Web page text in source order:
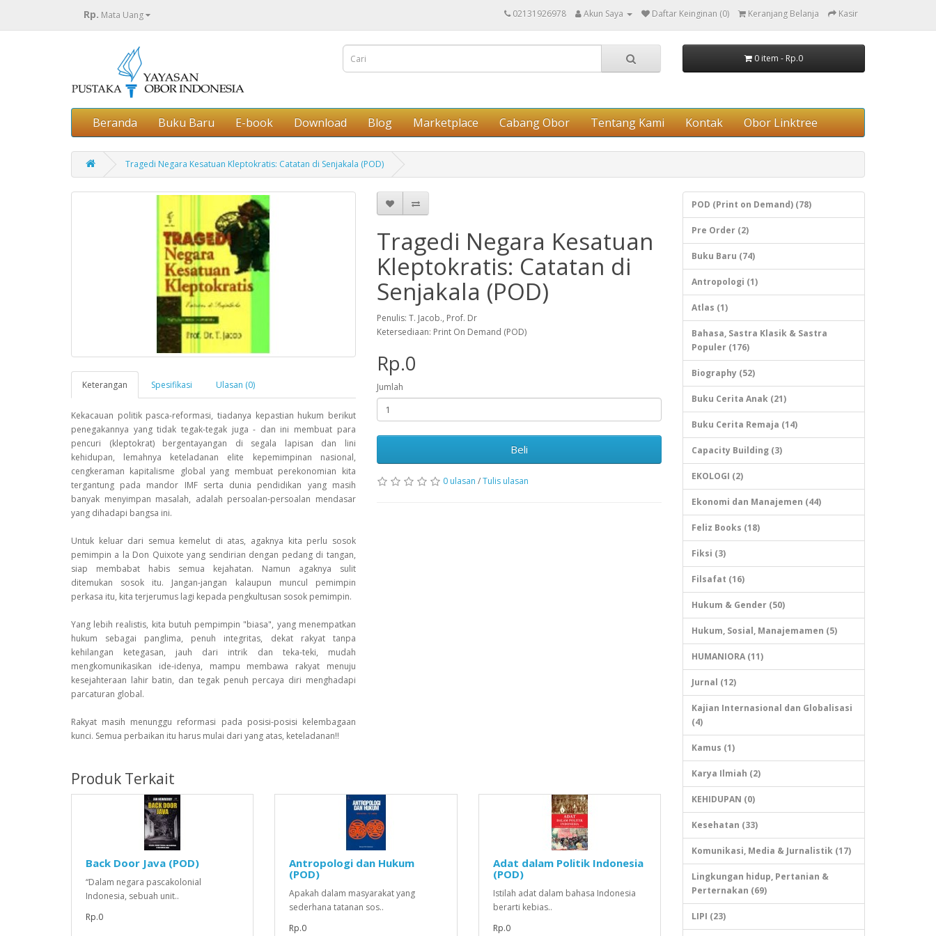
Rp. Mata Uang 02131926978 Akun Saya Daftar Keinginan (0) Keranjang Belanja Kasir
0 item - Rp.0
Beranda Buku Baru E-book Download Blog Marketplace Cabang Obor Tentang Kami Kontak Obor Linktree
Tragedi Negara Kesatuan Kleptokratis: Catatan di Senjakala (POD)
Keterangan Spesifikasi Ulasan (0)
Kekacauan politik pasca-reformasi, tiadanya kepastian hukum berikut
penegakannya yang tidak tegak-tegak juga - dan ini membuat para
pencuri (kleptokrat) bergentayangan di segala lapisan dan lini
kehidupan, lemahnya keteladanan elite kepemimpinan nasional,
cengkeraman kapitalisme global yang membuat perekonomian kita
tergantung pada mandor IMF serta dunia pendidikan yang masih
banyak menyimpan masalah, adalah persoalan-persoalan mendasar
yang dihadapi bangsa ini.
Untuk keluar dari semua kemelut di atas, agaknya kita perlu sosok
pemimpin a la Don Quixote yang sendirian dengan pedang di tangan,
siap membabat habis semua kejahatan. Namun agaknya sulit
ditemukan sosok itu. Jangan-jangan kalaupun muncul pemimpin
perkasa itu, kita terjerumus lagi kepada pengkultusan sosok pemimpin.
Yang lebih realistis, kita butuh pempimpin "biasa", yang menempatkan
hukum sebagai panglima, penuh integritas, dekat rakyat tanpa
kehilangan ketegasan, jauh dari intrik dan teka-teki, mudah
mengkomunikasikan ide-idenya, mampu membawa rakyat menuju
kesejahteraan lahir batin, dan tegak penuh percaya diri menghadapi
parcaturan global.
Rakyat masih menunggu reformasi pada posisi-posisi kelembagaan
kunci. Semua perbaikan itu harus mulai dari yang atas, keteladanan!!
Tragedi Negara Kesatuan
Kleptokratis: Catatan di
Senjakala (POD)
Penulis: T. Jacob., Prof. Dr
Ketersediaan: Print On Demand (POD)
Rp.0
Jumlah
Beli
0 ulasan /Tulis ulasan
Produk Terkait
Back Door Java (POD)
“Dalam negara pascakolonial
Indonesia, sebuah unit..
Rp.0
Antropologi dan Hukum
(POD)
Apakah dalam masyarakat yang
sederhana tatanan sos..
Rp.0
Adat dalam Politik Indonesia
(POD)
Istilah adat dalam bahasa Indonesia
berarti kebias..
Rp.0
POD (Print on Demand) (78)
Pre Order (2)
Buku Baru (74)
Antropologi (1)
Atlas (1)
Bahasa, Sastra Klasik & Sastra
Populer (176)
Biography (52)
Buku Cerita Anak (21)
Buku Cerita Remaja (14)
Capacity Building (3)
EKOLOGI (2)
Ekonomi dan Manajemen (44)
Feliz Books (18)
Fiksi (3)
Filsafat (16)
Hukum & Gender (50)
Hukum, Sosial, Manajemamen (5)
HUMANIORA (11)
Jurnal (12)
Kajian Internasional dan Globalisasi
(4)
Kamus (1)
Karya Ilmiah (2)
KEHIDUPAN (0)
Kesehatan (33)
Komunikasi, Media & Jurnalistik (17)
Lingkungan hidup, Pertanian &
Perternakan (69)
LIPI (23)